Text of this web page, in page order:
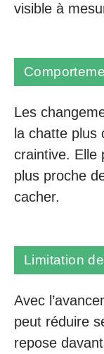
visible à
Les
la chatte plus
craintive. Elle
plus proche
cacher.
Limitation
Avec
peut réduire
repose